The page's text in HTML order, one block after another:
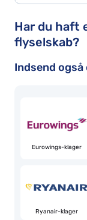
Har du haft
flyselskab?
Indsend også
Eurowings-klager
Ryanair-klager